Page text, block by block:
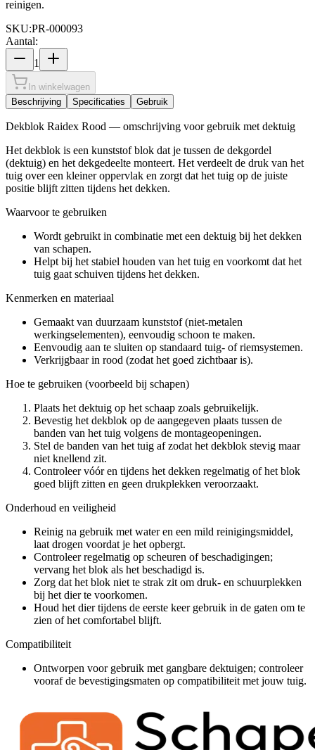
reinigen.
SKU:PR-000093
Aantal:
1
In winkelwagen
Beschrijving
Specificaties Gebruik
Dekblok Raidex Rood — omschrijving voor gebruik met dektuig
Het dekblok is een kunststof blok dat je tussen de dekgordel
(dektuig) en het dekgedeelte monteert. Het verdeelt de druk van het
tuig over een kleiner oppervlak en zorgt dat het tuig op de juiste
positie blijft zitten tijdens het dekken.
Waarvoor te gebruiken
Wordt gebruikt in combinatie met een dektuig bij het dekken
van schapen.
Helpt bij het stabiel houden van het tuig en voorkomt dat het
tuig gaat schuiven tijdens het dekken.
Kenmerken en materiaal
Gemaakt van duurzaam kunststof (niet-metalen
werkingselementen), eenvoudig schoon te maken.
Eenvoudig aan te sluiten op standaard tuig- of riemsystemen.
Verkrijgbaar in rood (zodat het goed zichtbaar is).
Hoe te gebruiken (voorbeeld bij schapen)
Plaats het dektuig op het schaap zoals gebruikelijk.
Bevestig het dekblok op de aangegeven plaats tussen de
banden van het tuig volgens de montageopeningen.
Stel de banden van het tuig af zodat het dekblok stevig maar
niet knellend zit.
Controleer vóór en tijdens het dekken regelmatig of het blok
goed blijft zitten en geen drukplekken veroorzaakt.
Onderhoud en veiligheid
Reinig na gebruik met water en een mild reinigingsmiddel,
laat drogen voordat je het opbergt.
Controleer regelmatig op scheuren of beschadigingen;
vervang het blok als het beschadigd is.
Zorg dat het blok niet te strak zit om druk- en schuurplekken
bij het dier te voorkomen.
Houd het dier tijdens de eerste keer gebruik in de gaten om te
zien of het comfortabel blijft.
Compatibiliteit
Ontworpen voor gebruik met gangbare dektuigen; controleer
vooraf de bevestigingsmaten op compatibiliteit met jouw tuig.